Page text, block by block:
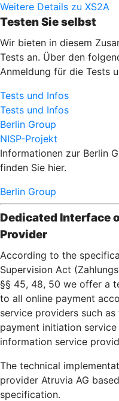
Weitere Details zu XS2A
Testen Sie selbst
Wir bieten in diesem
Tests an. Über den
Anmeldung für die Tests
Tests und Infos
Tests und Infos
Berlin Group
NISP-Projekt
Informationen zur Berlin
finden Sie hier.
Berlin Group
Dedicated Interface
Provider
According to the
Supervision Act
§§ 45, 48, 50 we offer a
to all online payment
service providers such
payment initiation
information service
The technical
provider Atruvia AG
specification.